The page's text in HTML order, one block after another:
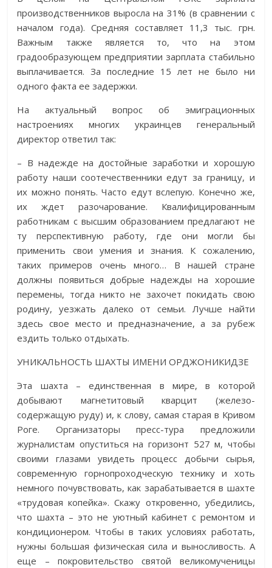
производственников выросла на 31% (в сравнении с
началом года). Средняя составляет 11,3 тыс. грн.
Важным также является то, что на этом
градообразующем предприятии зарплата стабильно
выплачивается. За последние 15 лет не было ни
одного факта ее задержки.
На актуальный вопрос об эмиграционных
настроениях многих украинцев генеральный
директор ответил так:
– В надежде на достойные заработки и хорошую
работу наши соотечественники едут за границу, и
их можно понять. Часто едут вслепую. Конечно же,
их ждет разочарование. Квалифицированным
работникам с высшим образованием предлагают не
ту перспективную работу, где они могли бы
применить свои умения и знания. К сожалению,
таких примеров очень много… В нашей стране
должны появиться добрые надежды на хорошие
перемены, тогда никто не захочет покидать свою
родину, уезжать далеко от семьи. Лучше найти
здесь свое место и предназначение, а за рубеж
ездить только отдыхать.
УНИКАЛЬНОСТЬ ШАХТЫ ИМЕНИ ОРДЖОНИКИДЗЕ
Эта шахта – единственная в мире, в которой
добывают магнетитовый кварцит (железо­
содержащую руду) и, к слову, самая старая в Кривом
Роге. Организаторы пресс-тура предложили
журналистам опуститься на горизонт 527 м, чтобы
своими глазами увидеть процесс добычи сырья,
современную горнопроходческую технику и хоть
немного почувствовать, как зарабатывается в шахте
«трудовая копейка». Скажу откровенно, убедились,
что шахта – это не уютный кабинет с ремонтом и
кондиционером. Чтобы в таких условиях работать,
нужны большая физическая сила и выносливость. А
еще – покровительство святой великомученицы